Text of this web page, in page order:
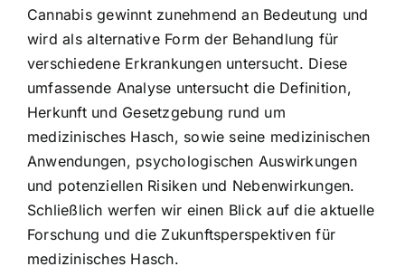
Cannabis gewinnt zunehmend an Bedeutung und
wird als alternative Form der Behandlung für
verschiedene Erkrankungen untersucht. Diese
umfassende Analyse untersucht die Definition,
Herkunft und Gesetzgebung rund um
medizinisches Hasch, sowie seine medizinischen
Anwendungen, psychologischen Auswirkungen
und potenziellen Risiken und Nebenwirkungen.
Schließlich werfen wir einen Blick auf die aktuelle
Forschung und die Zukunftsperspektiven für
medizinisches Hasch.